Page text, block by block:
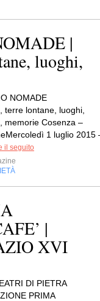
|
luoghi,
NOMADE
terre lontane, luoghi,
memorie Cosenza –
1 luglio 2015
il seguito
|
XVI
DI PIETRA
PRIMA